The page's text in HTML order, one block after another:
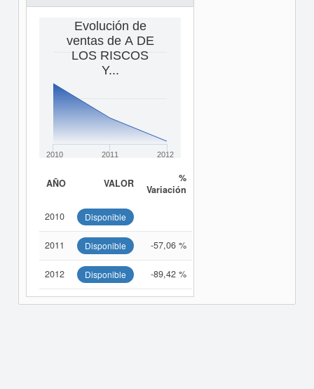
Evolución de
ventas de A DE
LOS RISCOS
Y...
2010 2011 2012
AÑO VALOR
%
Variación
2010 Disponible
2011 Disponible -57,06 %
2012 Disponible -89,42 %